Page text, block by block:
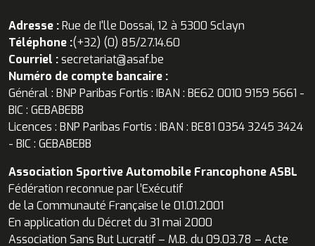
Adresse :Rue de I'lle Dossai, 12 à 5300 Sclayn
Téléphone :(+32) (0) 85/27.14.60
Courriel :secretariat@asaf.be
Numéro de compte bancaire :
Général : BNP Paribas Fortis : IBAN : BE62 0010 9159 5661 -
BIC : GEBABEBB
Licences : BNP Paribas Fortis : IBAN : BE81 0354 3245 3424
- BIC : GEBABEBB
Association Sportive Automobile Francophone ASBL
Fédération reconnue par l’Exécutif
de la Communauté Française le 01.01.2001
En application du Décret du 31 mai 2000
Association Sans But Lucratif – M.B. du 09.03.78 – Acte